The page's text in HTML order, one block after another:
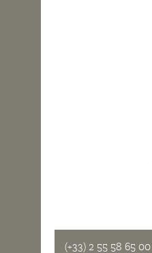
(+33) 2 55 58 65 00